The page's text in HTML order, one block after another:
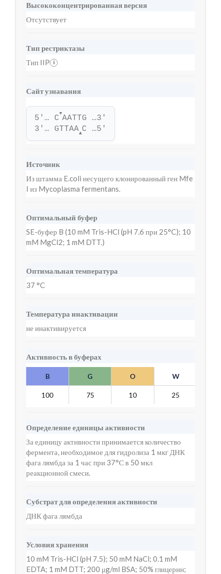
Высококонцентрированная версия
Отсутствует
Тип рестриктазы
Тип IIP
i
Сайт узнавания
5'… C
▼
AATTG …3'
3'… GTTAA▲C …5'
Источник
Из штамма E.coli несущего клонированный ген Mfe
I из Mycoplasma fermentans.
Оптимальный буфер
SE-буфер B (10 mM Tris-HCl (pH 7.6 при 25°C); 10
mM MgCl2; 1 mM DTT.)
Оптимальная температура
37 °C
Температура инактивации
не инактивируется
Активность в буферах
B G O W
100 75 10 25
Определение единицы активности
За единицу активности принимается количество
фермента, необходимое для гидролиза 1 мкг ДНК
фага лямбда за 1 час при 37°С в 50 мкл
реакционной смеси.
Субстрат для определения активности
ДНК фага лямбда
Условия хранения
10 mM Tris-HCl (pH 7.5); 50 mM NaCl; 0.1 mM
EDTA; 1 mM DTT; 200 μg/ml BSA; 50% глицерин;